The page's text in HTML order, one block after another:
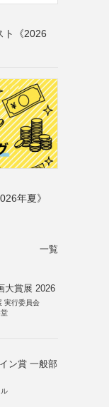
ト《2026
年夏》
一覧
大賞展 2026
実行委員会
ン賞 一般部